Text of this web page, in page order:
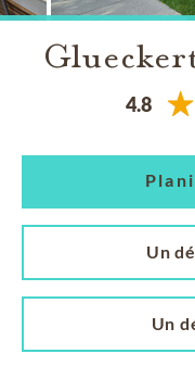
4.8
Un
Un